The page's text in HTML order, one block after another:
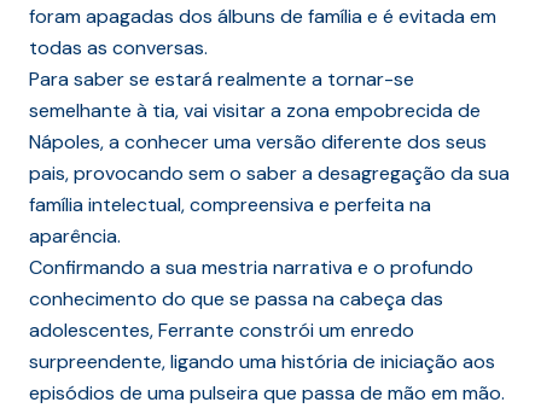
foram apagadas dos álbuns de família e é evitada em
todas as conversas.
Para saber se estará realmente a tornar-se
semelhante à tia, vai visitar a zona empobrecida de
Nápoles, a conhecer uma versão diferente dos seus
pais, provocando sem o saber a desagregação da sua
família intelectual, compreensiva e perfeita na
aparência.
Confirmando a sua mestria narrativa e o profundo
conhecimento do que se passa na cabeça das
adolescentes, Ferrante constrói um enredo
surpreendente, ligando uma história de iniciação aos
episódios de uma pulseira que passa de mão em mão.